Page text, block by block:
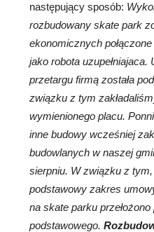
następujący sposób:
rozbudowany skate park
ekonomicznych
jako robota
przetargu firmą została
związku z tym
wymienionego placu.
inne budowy wcześniej
budowlanych w naszej
sierpniu. W związku z
podstawowy zakres
na skate parku
podstawowego.